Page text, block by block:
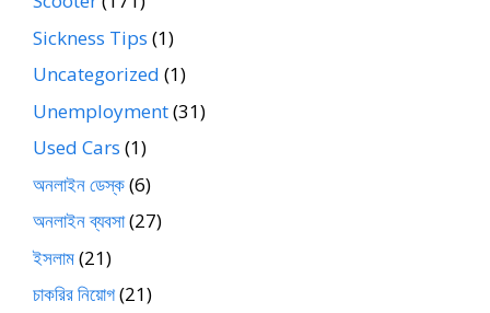
Sickness Tips (1)
Uncategorized (1)
Unemployment(31)
Used Cars (1)
অনলাইন ডেস্ক(6)
অনলাইন ব্যবসা(27)
ইসলাম(21)
চাকরির নিয়োগ(21)